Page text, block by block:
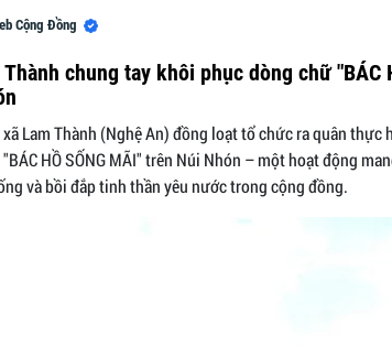
Cộng Đồng
Thành chung tay khôi phục dòng chữ "BÁC
Lam Thành (Nghệ An) đồng loạt tổ chức ra quân thực
HỒ SỐNG MÃI" trên Núi Nhón – một hoạt động
và bồi đắp tinh thần yêu nước trong cộng đồng.